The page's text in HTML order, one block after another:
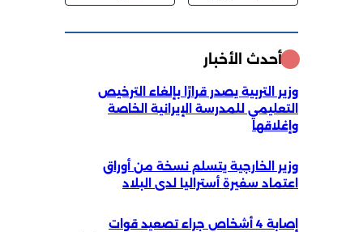
أحدث الأخبار
وزير التربية يصدر قرارًا بإلغاء الترخيص
التعليمي للمدرسة الإيرانية الخاصة
وإغلاقها
وزير الخارجية يتسلم نسخة من أوراق
اعتماد سفيرة أستراليا لدى البلاد
إصابة 4 أشخاص جراء تصعيد قوات